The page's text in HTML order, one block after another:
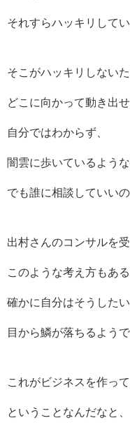
それすらハッキリして
そこがハッキリしないた
どこに向かって動き出
自分ではわからず、
闇雲に歩いているような
でも誰に相談していい
出村さんのコンサルを受
このような考え方もある
確かに自分はそうした
目から鱗が落ちるようで
これがビジネスを作って
ということなんだなと、